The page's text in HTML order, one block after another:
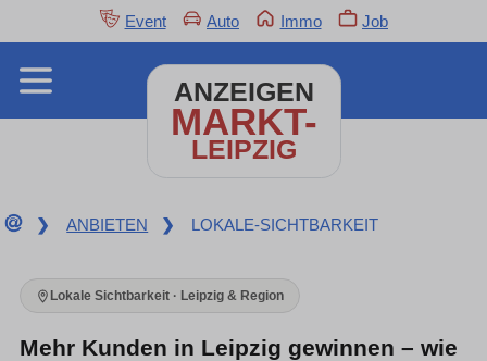
Event Auto Immo Job
ANZEIGEN
MARKT-
LEIPZIG
❯ ANBIETEN ❯ LOKALE-SICHTBARKEIT
Lokale Sichtbarkeit · Leipzig & Region
Mehr Kunden in Leipzig gewinnen – wie